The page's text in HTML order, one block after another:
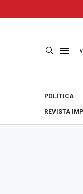
POLÍTICA
REVISTA